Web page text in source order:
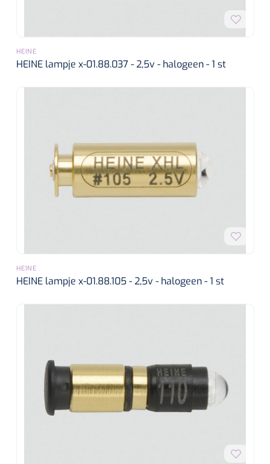
HEINE
HEINE lampje x-01.88.037 - 2,5v - halogeen - 1 st
HEINE
HEINE lampje x-01.88.105 - 2,5v - halogeen - 1 st